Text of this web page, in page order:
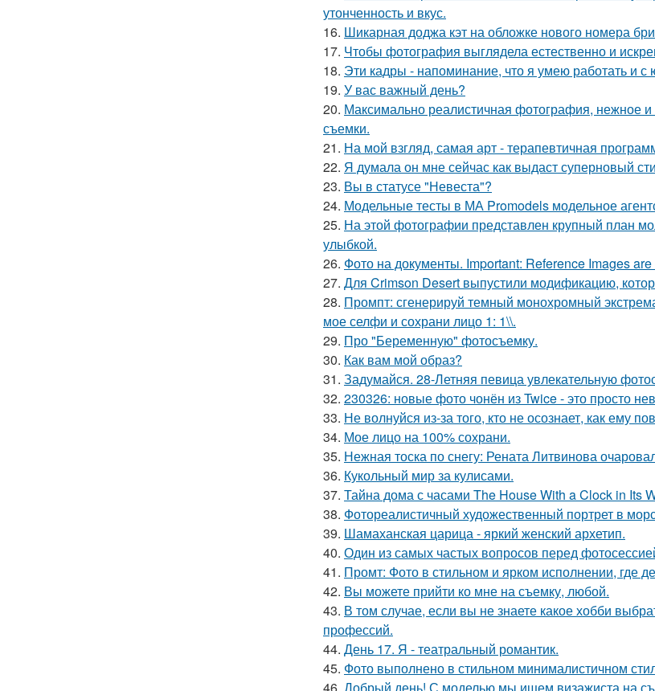
утонченность и вкус.
16. Шикарная доджа кэт на обложке нового номера
17. Чтобы фотография выглядела естественно и
18. Эти кадры - напоминание, что я умею работать и
19. У вас важный день?
20. Максимально реалистичная фотография, нежное
съемки.
21. На мой взгляд, самая арт - терапевтичная
22. Я думала он мне сейчас как выдаст суперновый
23. Вы в статусе "Невеста"?
24. Модельные тесты в МА Promodels модельное
25. На этой фотографии представлен крупный план
улыбкой.
26. Фото на документы. Important: Reference Images
27. Для Crimson Desert выпустили модификацию,
28. Промпт: сгенерируй темный монохромный
мое селфи и сохрани лицо 1: 1\\.
29. Про "Беременную" фотосъемку.
30. Как вам мой образ?
31. Задумайся. 28-Летняя певица увлекательную
32. 230326: новые фото чонён из Twice - это просто
33. Не волнуйся из-за того, кто не осознает, как ему
34. Мое лицо на 100% сохрани.
35. Нежная тоска по снегу: Рената Литвинова
36. Кукольный мир за кулисами.
37. Тайна дома с часами The House With a Clock in Its
38. Фотореалистичный художественный портрет в
39. Шамаханская царица - яркий женский архетип.
40. Один из самых частых вопросов перед
41. Промт: Фото в стильном и ярком исполнении, где
42. Вы можете прийти ко мне на съемку, любой.
43. В том случае, если вы не знаете какое хобби
профессий.
44. День 17. Я - театральный романтик.
45. Фото выполнено в стильном минималистичном